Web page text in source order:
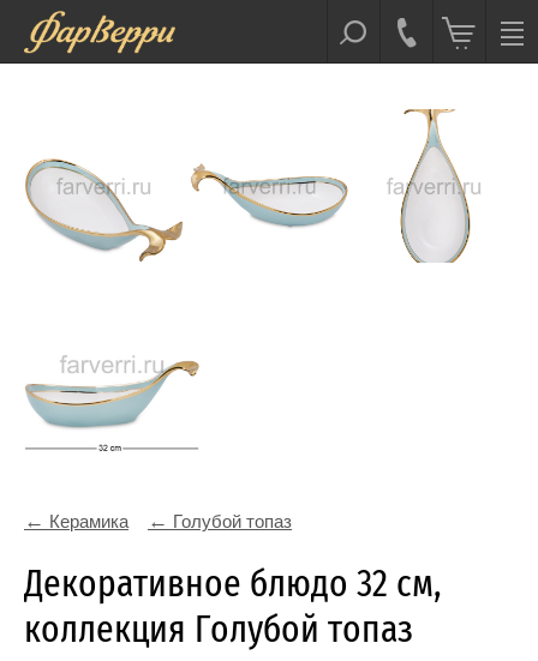
Керамика Голубой топаз
Декоративное блюдо 32 см,
коллекция Голубой топаз